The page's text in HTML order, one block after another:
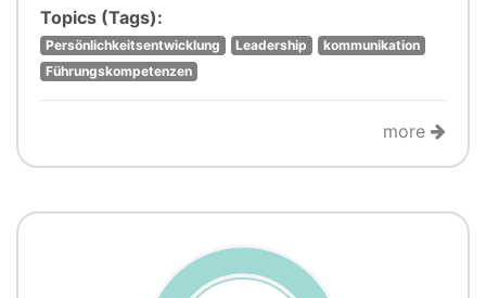
Topics (Tags):
Persönlichkeitsentwicklung Leadership
kommunikation
Führungskompetenzen
more